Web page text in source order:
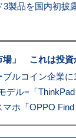
3製品を国内初披
場」 これは投資